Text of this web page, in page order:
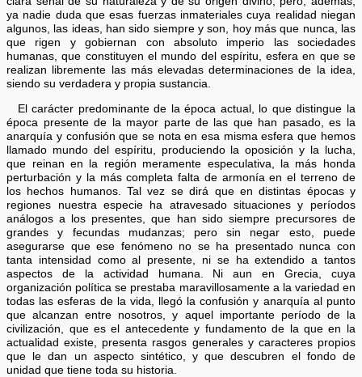
ya nadie duda que esas fuerzas inmateriales cuya realidad niegan
algunos, las ideas, han sido siempre y son, hoy más que nunca, las
que rigen y gobiernan con absoluto imperio las sociedades
humanas, que constituyen el mundo del espíritu, esfera en que se
realizan libremente las más elevadas determinaciones de la idea,
siendo su verdadera y propia sustancia.
El carácter predominante de la época actual, lo que distingue la
época presente de la mayor parte de las que han pasado, es la
anarquía y confusión que se nota en esa misma esfera que hemos
llamado mundo del espíritu, produciendo la oposición y la lucha,
que reinan en la región meramente especulativa, la más honda
perturbación y la más completa falta de armonía en el terreno de
los hechos humanos. Tal vez se dirá que en distintas épocas y
regiones nuestra especie ha atravesado situaciones y períodos
análogos a los presentes, que han sido siempre precursores de
grandes y fecundas mudanzas; pero sin negar esto, puede
asegurarse que ese fenómeno no se ha presentado nunca con
tanta intensidad como al presente, ni se ha extendido a tantos
aspectos de la actividad humana. Ni aun en Grecia, cuya
organización política se prestaba maravillosamente a la variedad en
todas las esferas de la vida, llegó la confusión y anarquía al punto
que alcanzan entre nosotros, y aquel importante período de la
civilización, que es el antecedente y fundamento de la que en la
actualidad existe, presenta rasgos generales y caracteres propios
que le dan un aspecto sintético, y que descubren el fondo de
unidad que tiene toda su historia.